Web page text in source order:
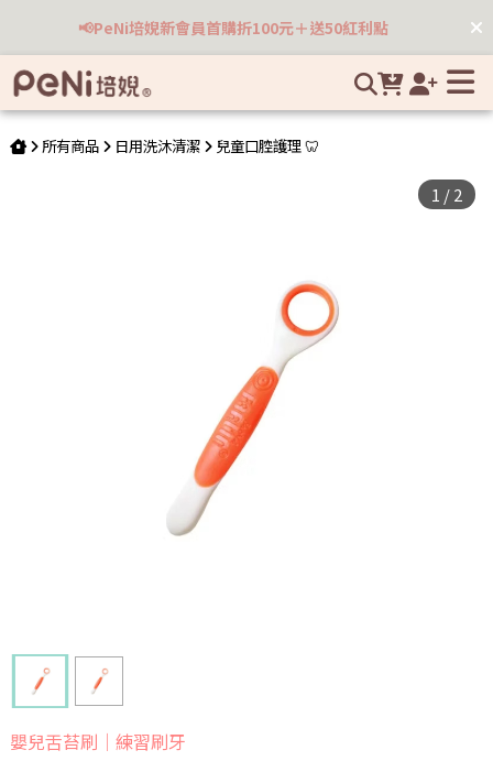
📢PeNi培婗新會員首購折100元＋送50紅利點
所有商品 日用洗沐清潔 兒童口腔護理 🦷
1 /2
嬰兒舌苔刷｜練習刷牙